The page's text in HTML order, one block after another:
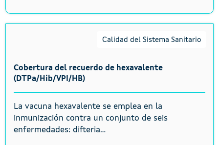
Calidad del Sistema Sanitario
Cobertura del recuerdo de hexavalente
(DTPa/Hib/VPI/HB)
La vacuna hexavalente se emplea en la
inmunización contra un conjunto de seis
enfermedades: difteria...